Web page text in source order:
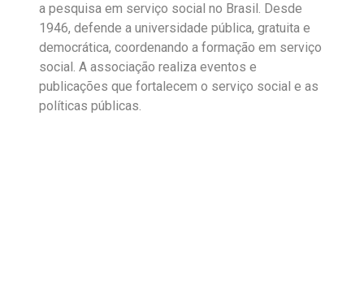
a pesquisa em serviço social no Brasil. Desde
1946, defende a universidade pública, gratuita e
democrática, coordenando a formação em serviço
social. A associação realiza eventos e
publicações que fortalecem o serviço social e as
políticas públicas.